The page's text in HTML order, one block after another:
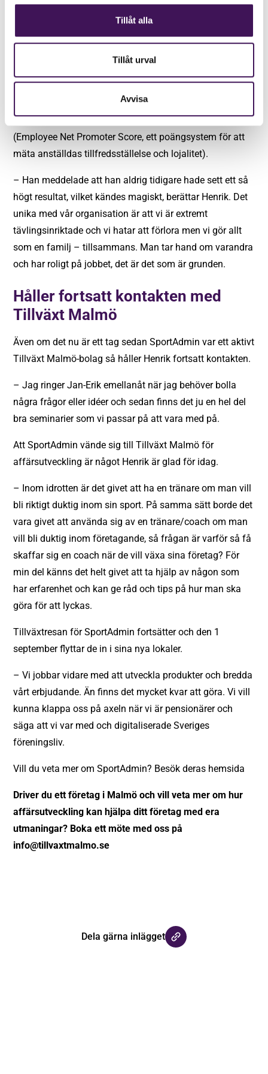
Tillåt alla
Tillåt urval
Avvisa
risken stor att man bara blir ett visitkort. Jag tror man
mår bättre av att vara del av ett större socialt
Efter en medarbetarundersökning som genomfördes för
ett antal år sedan ringde Henrik upp företaget som utfört
undersökningen för att diskutera deras resultat för eNPS
(Employee Net Promoter Score, ett poängsystem för att
mäta anställdas tillfredsställelse och lojalitet).
– Han meddelade att han aldrig tidigare hade sett ett så
högt resultat, vilket kändes magiskt, berättar Henrik. Det
unika med vår organisation är att vi är extremt
tävlingsinriktade och vi hatar att förlora men vi gör allt
som en familj – tillsammans. Man tar hand om varandra
och har roligt på jobbet, det är det som är grunden.
Håller fortsatt kontakten med
Tillväxt Malmö
Även om det nu är ett tag sedan SportAdmin var ett aktivt
Tillväxt Malmö-bolag så håller Henrik fortsatt kontakten.
– Jag ringer Jan-Erik emellanåt när jag behöver bolla
några frågor eller idéer och sedan finns det ju en hel del
bra seminarier som vi passar på att vara med på.
Att SportAdmin vände sig till Tillväxt Malmö för
affärsutveckling är något Henrik är glad för idag.
– Inom idrotten är det givet att ha en tränare om man vill
bli riktigt duktig inom sin sport. På samma sätt borde det
vara givet att använda sig av en tränare/coach om man
vill bli duktig inom företagande, så frågan är varför så få
skaffar sig en coach när de vill växa sina företag? För
min del känns det helt givet att ta hjälp av någon som
har erfarenhet och kan ge råd och tips på hur man ska
göra för att lyckas.
Tillväxtresan för SportAdmin fortsätter och den 1
september flyttar de in i sina nya lokaler.
– Vi jobbar vidare med att utveckla produkter och bredda
vårt erbjudande. Än finns det mycket kvar att göra. Vi vill
kunna klappa oss på axeln när vi är pensionärer och
säga att vi var med och digitaliserade Sveriges
föreningsliv.
Vill du veta mer om SportAdmin? Besök deras hemsida
Driver du ett företag i Malmö och vill veta mer om hur
affärsutveckling kan hjälpa ditt företag med era
utmaningar? Boka ett möte med oss på
info@tillvaxtmalmo.se
Dela gärna inlägget